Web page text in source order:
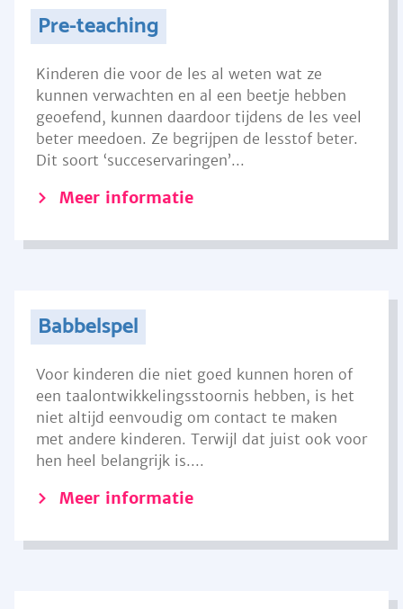
Pre-teaching
Kinderen die voor de les al weten wat ze
kunnen verwachten en al een beetje hebben
geoefend, kunnen daardoor tijdens de les veel
beter meedoen. Ze begrijpen de lesstof beter.
Dit soort ‘succeservaringen’...
Meer informatie
Babbelspel
Voor kinderen die niet goed kunnen horen of
een taalontwikkelingsstoornis hebben, is het
niet altijd eenvoudig om contact te maken
met andere kinderen. Terwijl dat juist ook voor
hen heel belangrijk is....
Meer informatie